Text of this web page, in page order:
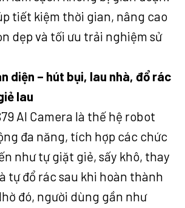
tiết kiệm thời gian, nâng cao
dẹp và tối ưu trải nghiệm sử
diện – hút bụi, lau nhà, đổ rác
lau
AI Camera là thế hệ robot
đa năng, tích hợp các chức
như tự giặt giẻ, sấy khô, thay
tự đổ rác sau khi hoàn thành
đó, người dùng gần như